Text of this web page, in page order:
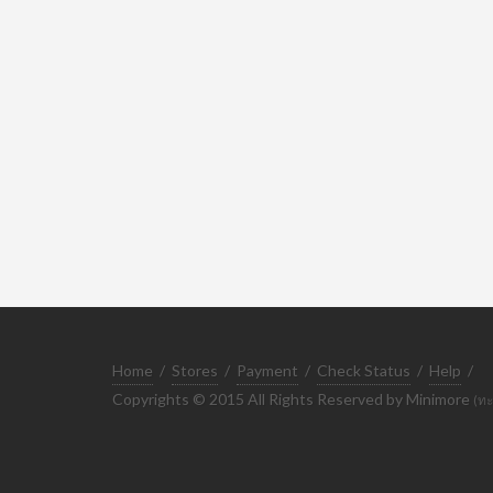
Home / Stores / Payment / Check Status / Help /
Copyrights © 2015 All Rights Reserved by Minimore (ท